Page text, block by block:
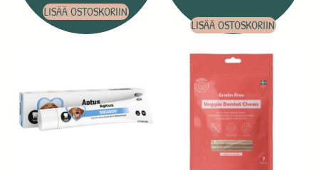
LISÄÄ OSTOSKORIIN
LISÄÄ OSTOSKORIIN